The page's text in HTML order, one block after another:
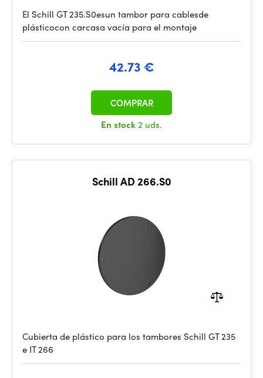
El Schill GT 235.S0esun tambor para cablesde
plásticocon carcasa vacía para el montaje
42.73 €
En stock2 uds.
COMPRAR
Schill AD 266.S0
Cubierta de plástico para los tambores Schill GT 235
e IT 266